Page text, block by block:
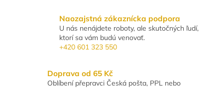
Naozajstná zákaznícka podpora
U nás nenájdete roboty, ale skutočných ľudí,
ktorí sa vám budú venovať.
+420 601 323 550
Doprava od 65 Kč
Oblíbení přepravci Česká pošta, PPL nebo